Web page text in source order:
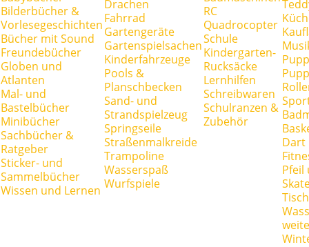
Bilderbücher &
Vorlesegeschichten
Bücher mit Sound
Freundebücher
Globen und
Atlanten
Mal- und
Bastelbücher
Minibücher
Sachbücher &
Ratgeber
Sticker- und
Sammelbücher
Wissen und Lernen
Drachen
Fahrrad
Gartengeräte
Gartenspielsachen
Kinderfahrzeuge
Pools &
Planschbecken
Sand- und
Strandspielzeug
Springseile
Straßenmalkreide
Trampoline
Wasserspaß
Wurfspiele
RC
Quadrocopter
Schule
Kindergarten-
Rucksäcke
Lernhilfen
Schreibwaren
Schulranzen &
Zubehör
Dart
Pfeil